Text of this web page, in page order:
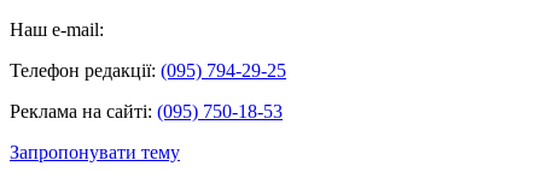
Наш e-mail:
Телефон редакції: (095) 794-29-25
Реклама на сайті: (095) 750-18-53
Запропонувати тему